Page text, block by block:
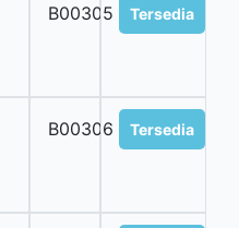
B00305 Tersedia
B00306 Tersedia